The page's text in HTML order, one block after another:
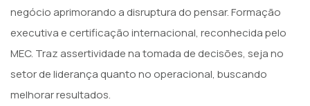
negócio aprimorando a disruptura do pensar. Formação
executiva e certificação internacional, reconhecida pelo
MEC. Traz assertividade na tomada de decisões, seja no
setor de liderança quanto no operacional, buscando
melhorar resultados.